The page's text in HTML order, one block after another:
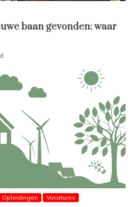
baan gevonden: waar
Opleidingen Vacatures